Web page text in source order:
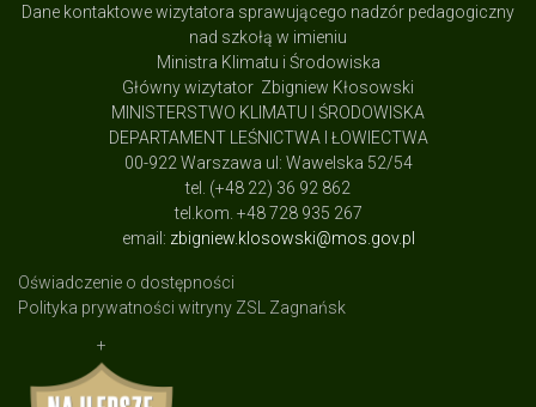
Dane kontaktowe wizytatora sprawującego nadzór pedagogiczny
nad szkołą w imieniu
Ministra Klimatu i Środowiska
Główny wizytator Zbigniew Kłosowski
MINISTERSTWO KLIMATU I ŚRODOWISKA
DEPARTAMENT LEŚNICTWA I ŁOWIECTWA
00-922 Warszawa ul: Wawelska 52/54
tel. (+48 22) 36 92 862
tel.kom. +48 728 935 267
email: zbigniew.klosowski@mos.gov.pl
Oświadczenie o dostępności
Polityka prywatności witryny ZSL Zagnańsk
+